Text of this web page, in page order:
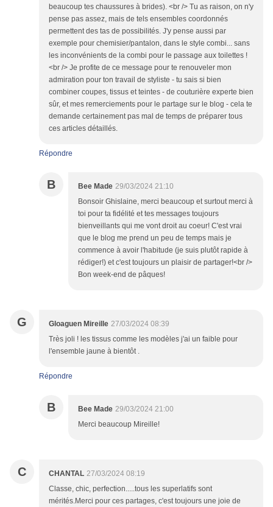
beaucoup tes chaussures à brides). <br /> Tu as raison, on n'y
pense pas assez, mais de tels ensembles coordonnés
permettent des tas de possibilités. J'y pense aussi par
exemple pour chemisier/pantalon, dans le style combi... sans
les inconvénients de la combi pour le passage aux toilettes !
<br /> Je profite de ce message pour te renouveler mon
admiration pour ton travail de styliste - tu sais si bien
combiner coupes, tissus et teintes - de couturière experte bien
sûr, et mes remerciements pour le partage sur le blog - cela te
demande certainement pas mal de temps de préparer tous
ces articles détaillés.
Répondre
B Bee Made 29/03/2024 21:10
Bonsoir Ghislaine, merci beaucoup et surtout merci à
toi pour ta fidélité et tes messages toujours
bienveillants qui me vont droit au coeur! C'est vrai
que le blog me prend un peu de temps mais je
commence à avoir l'habitude (je suis plutôt rapide à
rédiger!) et c'est toujours un plaisir de partager!<br />
Bon week-end de pâques!
G Gloaguen Mireille 27/03/2024 08:39
Très joli ! les tissus comme les modèles j'ai un faible pour
l'ensemble jaune à bientôt .
Répondre
B Bee Made 29/03/2024 21:00
Merci beaucoup Mireille!
C CHANTAL 27/03/2024 08:19
Classe, chic, perfection.....tous les superlatifs sont
mérités.Merci pour ces partages, c'est toujours une joie de